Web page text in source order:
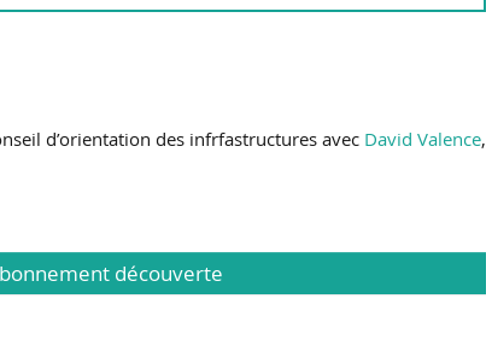
d’orientation des infrfastructures avec David Valence,
découverte